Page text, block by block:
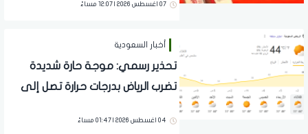
07 اغسطس 2026 | 12:07 مساءً
أخبار السعودية
تحذير رسمي: موجة حارة شديدة
تضرب الرياض بدرجات حرارة تصل إلى
04 اغسطس 2026 | 01:47 مساءً